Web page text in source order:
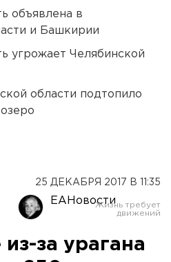
объявлена в
и Башкирии
угрожает Челябинской
области подтопило
25 ДЕКАБРЯ 2017 В 11:35
ЕАНовости
за урагана